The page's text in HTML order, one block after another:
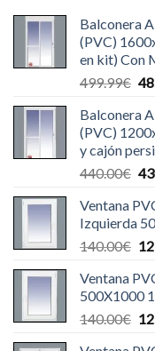
Balconera
(PVC)
en kit) Con
499.99€ El
Balconera
(PVC)
y cajón
440.00€ El
Ventana
Izquierda
140.00€ El
Ventana
500X1000
140.00€ El